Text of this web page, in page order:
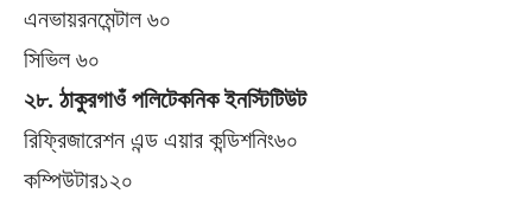
এনভায়রনমেন্টাল ৬০
সিভিল ৬০
২৮. ঠাকুরগাওঁ পলিটেকনিক ইনস্টিটিউট
রিফ্রিজারেশন এন্ড এয়ার কন্ডিশনিং৬০
কম্পিউটার১২০